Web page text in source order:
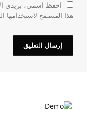
احفظ اسمي، بريدي
هذا المتصفح لاستخدامها